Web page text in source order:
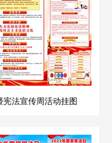
宪法宣传周活动挂图